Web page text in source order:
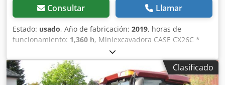
Consultar Llamar
Estado: usado, Año de fabricación: 2019, horas de
funcionamiento: 1,360 h, Miniexcavadora CASE CX26C *
Año de fabricación: 2019 * 1360 BS, i * Calefacción * Aire
acondicionado * Orugas de goma Cedpsurfkcefx Ak Djrf *
Hoja excavadora * Enganche rápido
Clasificado